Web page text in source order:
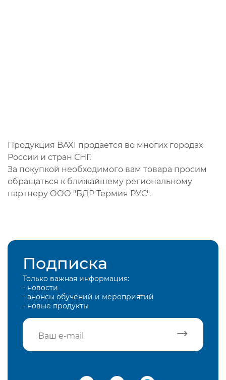
Продукция BAXI продается во многих городах
России и стран СНГ.
За покупкой необходимого вам товара просим
обращаться к ближайшему региональному
партнеру ООО "БДР Термия РУС".
Подписка
Только важная информация:
- новости
- анонсы обучений и мероприятий
- новые продукты